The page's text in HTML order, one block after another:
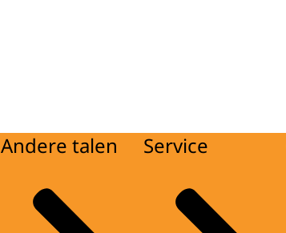
Andere talen Service